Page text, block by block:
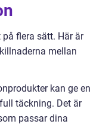
flera sätt. Här är
mellan
kan ge en
täckning. Det är
passar dina